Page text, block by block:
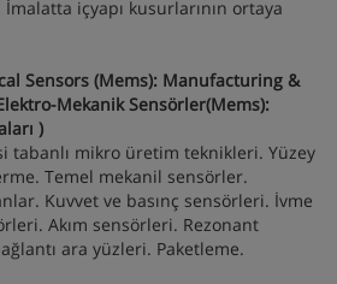
içyapı kusurlarının ortaya
Sensors (Mems): Manufacturing &
Mekanik Sensörler(Mems):
)
tabanlı mikro üretim teknikleri. Yüzey
Temel mekanil sensörler.
Kuvvet ve basınç sensörleri. İvme
Akım sensörleri. Rezonant
ara yüzleri. Paketleme.